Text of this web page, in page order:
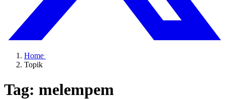
Home
Topik
Tag: melempem